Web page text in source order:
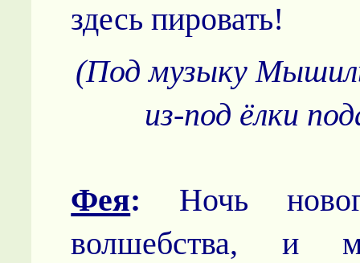
здесь пировать!
(Под музыку
из-под ёлки
Фея: Ночь
волшебства, и